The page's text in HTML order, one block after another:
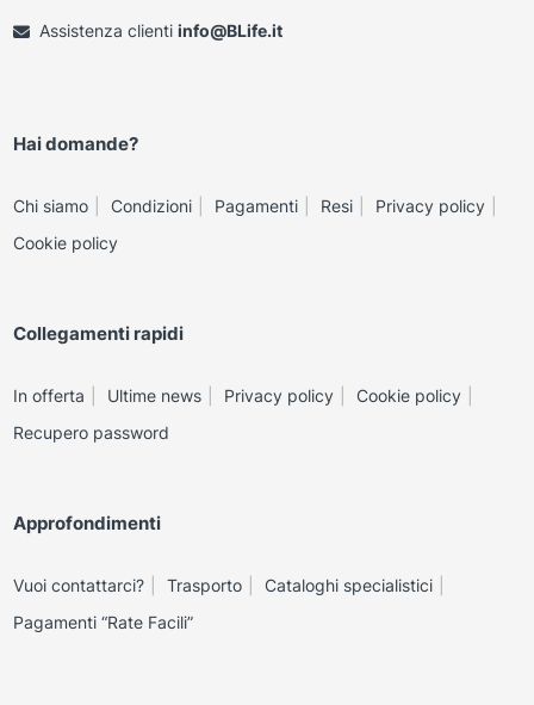
Assistenza clienti info@BLife.it
Hai domande?
Chi siamo Condizioni Pagamenti Resi
Privacy policy
Cookie policy
Collegamenti rapidi
In offerta Ultime news Privacy policy
Cookie policy
Recupero password
Approfondimenti
Vuoi contattarci? Trasporto
Cataloghi specialistici
Pagamenti “Rate Facili”